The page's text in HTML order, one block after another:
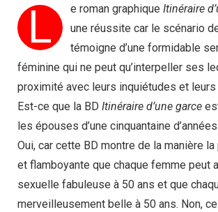
L e roman graphique Itinéraire
une réussite car le scénario
témoigne d’une formidable
féminine qui ne peut qu’interpeller ses
proximité avec leurs inquiétudes et
Est-ce que la BD Itinéraire d’une garce
les épouses d’une cinquantaine
Oui, car cette BD montre de la manière
et flamboyante que chaque femme peut
sexuelle fabuleuse à 50 ans et que
merveilleusement belle à 50 ans. Non, ce